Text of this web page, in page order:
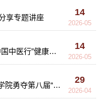
享专题讲座
14
2026-05
”健康服务活动
14
2026-05
“昆工杯”足球赛冠军
29
2026-04